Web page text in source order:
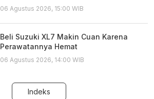
06 Agustus 2026, 15:00 WIB
Beli Suzuki XL7 Makin Cuan Karena
Perawatannya Hemat
06 Agustus 2026, 14:00 WIB
Indeks